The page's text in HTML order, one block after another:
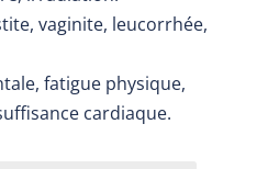
vaginite, leucorrhée,
fatigue physique,
cardiaque.